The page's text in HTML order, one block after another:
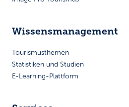
Wissensmanagement
Tourismusthemen
Statistiken und Studien
E-Learning-Plattform